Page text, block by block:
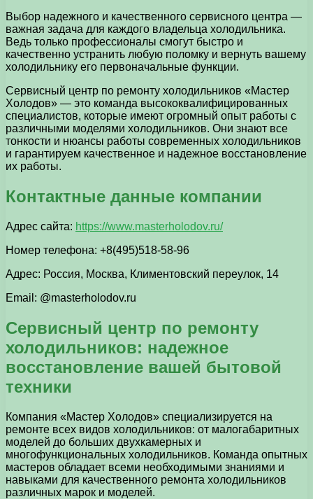
Выбор надежного и качественного сервисного центра —
важная задача для каждого владельца холодильника.
Ведь только профессионалы смогут быстро и
качественно устранить любую поломку и вернуть вашему
холодильнику его первоначальные функции.
Сервисный центр по ремонту холодильников «Мастер
Холодов» — это команда высококвалифицированных
специалистов, которые имеют огромный опыт работы с
различными моделями холодильников. Они знают все
тонкости и нюансы работы современных холодильников
и гарантируем качественное и надежное восстановление
их работы.
Контактные данные компании
Адрес сайта: https://www.masterholodov.ru/
Номер телефона: +8(495)518-58-96
Адрес: Россия, Москва, Климентовский переулок, 14
Email: @masterholodov.ru
Сервисный центр по ремонту
холодильников: надежное
восстановление вашей бытовой
техники
Компания «Мастер Холодов» специализируется на
ремонте всех видов холодильников: от малогабаритных
моделей до больших двухкамерных и
многофункциональных холодильников. Команда опытных
мастеров обладает всеми необходимыми знаниями и
навыками для качественного ремонта холодильников
различных марок и моделей.